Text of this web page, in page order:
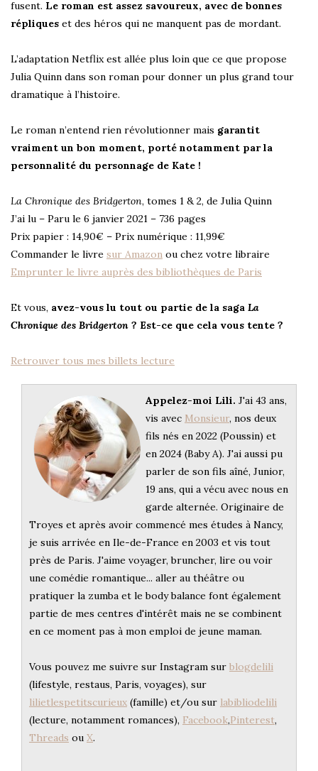
fusent. Le roman est assez savoureux, avec de bonnes
répliques et des héros qui ne manquent pas de mordant.
L’adaptation Netflix est allée plus loin que ce que propose
Julia Quinn dans son roman pour donner un plus grand tour
dramatique à l’histoire.
Le roman n’entend rien révolutionner mais garantit
vraiment un bon moment, porté notamment par la
personnalité du personnage de Kate !
La Chronique des Bridgerton, tomes 1 & 2, de Julia Quinn
J’ai lu – Paru le 6 janvier 2021 – 736 pages
Prix papier : 14,90€ – Prix numérique : 11,99€
Commander le livre sur Amazon ou chez votre libraire
Emprunter le livre auprès des bibliothèques de Paris
Et vous, avez-vous lu tout ou partie de la saga La
Chronique des Bridgerton ? Est-ce que cela vous tente ?
Retrouver tous mes billets lecture
Appelez-moi Lili. J'ai 43 ans,
vis avec Monsieur, nos deux
fils nés en 2022 (Poussin) et
en 2024 (Baby A). J'ai aussi pu
parler de son fils aîné, Junior,
19 ans, qui a vécu avec nous en
garde alternée. Originaire de
Troyes et après avoir commencé mes études à Nancy,
je suis arrivée en Ile-de-France en 2003 et vis tout
près de Paris. J'aime voyager, bruncher, lire ou voir
une comédie romantique... aller au théâtre ou
pratiquer la zumba et le body balance font également
partie de mes centres d'intérêt mais ne se combinent
en ce moment pas à mon emploi de jeune maman.
Vous pouvez me suivre sur Instagram sur blogdelili
(lifestyle, restaus, Paris, voyages), sur
lilietlespetitscurieux (famille) et/ou sur labibliodelili
(lecture, notamment romances), Facebook,Pinterest,
Threads ou X.